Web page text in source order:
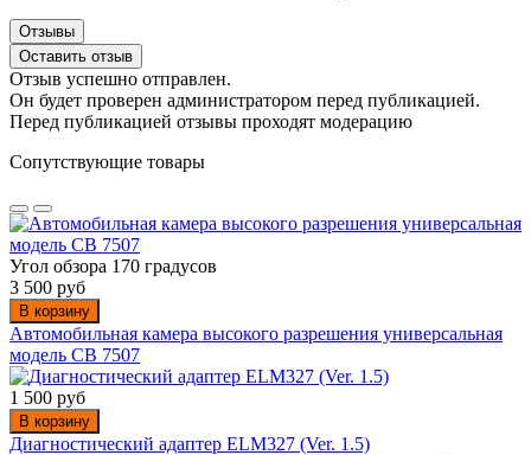
Отзывы
Оставить отзыв
Отзыв успешно отправлен.
Он будет проверен администратором перед публикацией.
Перед публикацией отзывы проходят модерацию
Сопутствующие товары
Угол обзора 170 градусов
3 500 руб
В корзину
Автомобильная камера высокого разрешения универсальная
модель CB 7507
1 500 руб
В корзину
Диагностический адаптер ELM327 (Ver. 1.5)